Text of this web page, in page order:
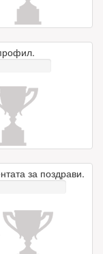
за поздрави.